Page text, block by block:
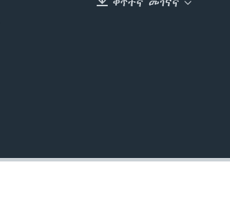
EMBED